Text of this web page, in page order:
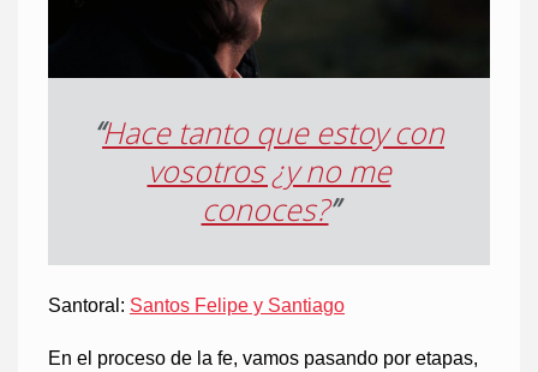
“Hace tanto que estoy con
vosotros ¿y no me
conoces?”
Santoral: Santos Felipe y Santiago
En el proceso de la fe, vamos pasando por etapas,